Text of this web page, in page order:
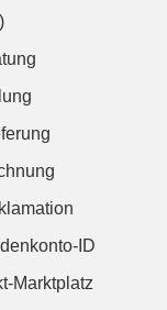
ID
Marktplatz